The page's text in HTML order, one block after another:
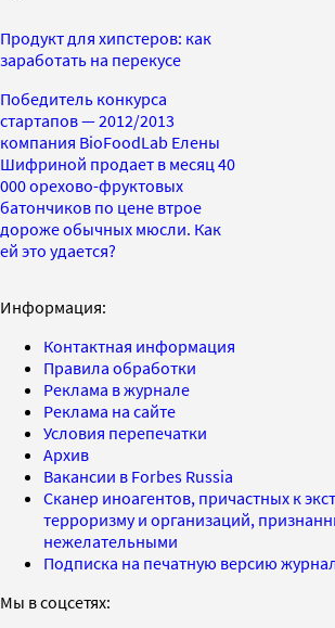
Продукт для хипстеров: как
заработать на перекусе
Победитель конкурса
стартапов — 2012/2013
компания BioFoodLab Елены
Шифриной продает в месяц 40
000 орехово-фруктовых
батончиков по цене втрое
дороже обычных мюсли. Как
ей это удается?
Информация:
Контактная информация
Правила обработки
Реклама в журнале
Реклама на сайте
Условия перепечатки
Архив
Вакансии в Forbes Russia
Сканер иноагентов, причастных к
терроризму и организаций,
нежелательными
Подписка на печатную версию
Мы в соцсетях: